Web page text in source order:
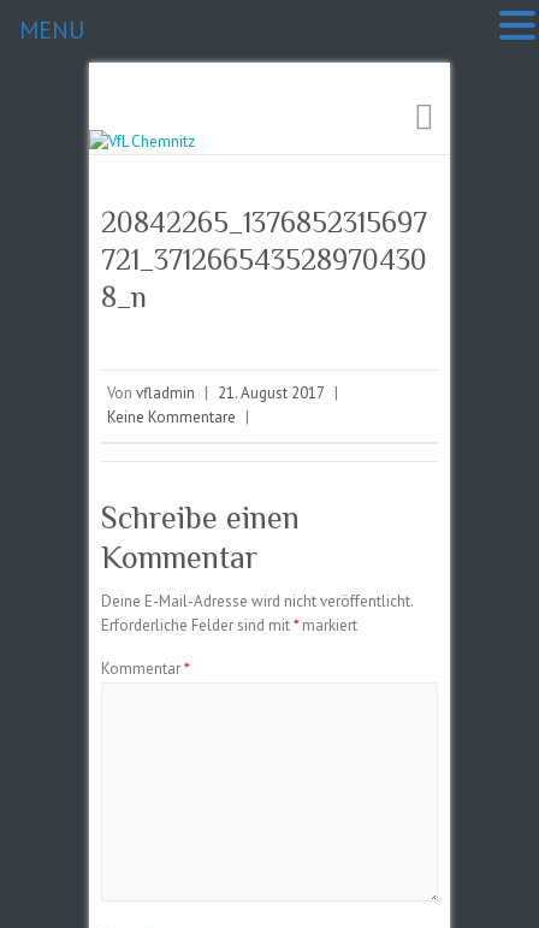
20842265_1376852315697
721_371266543528970430
8_n
Von vfladmin | 21. August 2017 |
Keine Kommentare |
Schreibe einen
Kommentar
Deine E-Mail-Adresse wird nicht veröffentlicht.
Erforderliche Felder sind mit* markiert
Kommentar*
MENU